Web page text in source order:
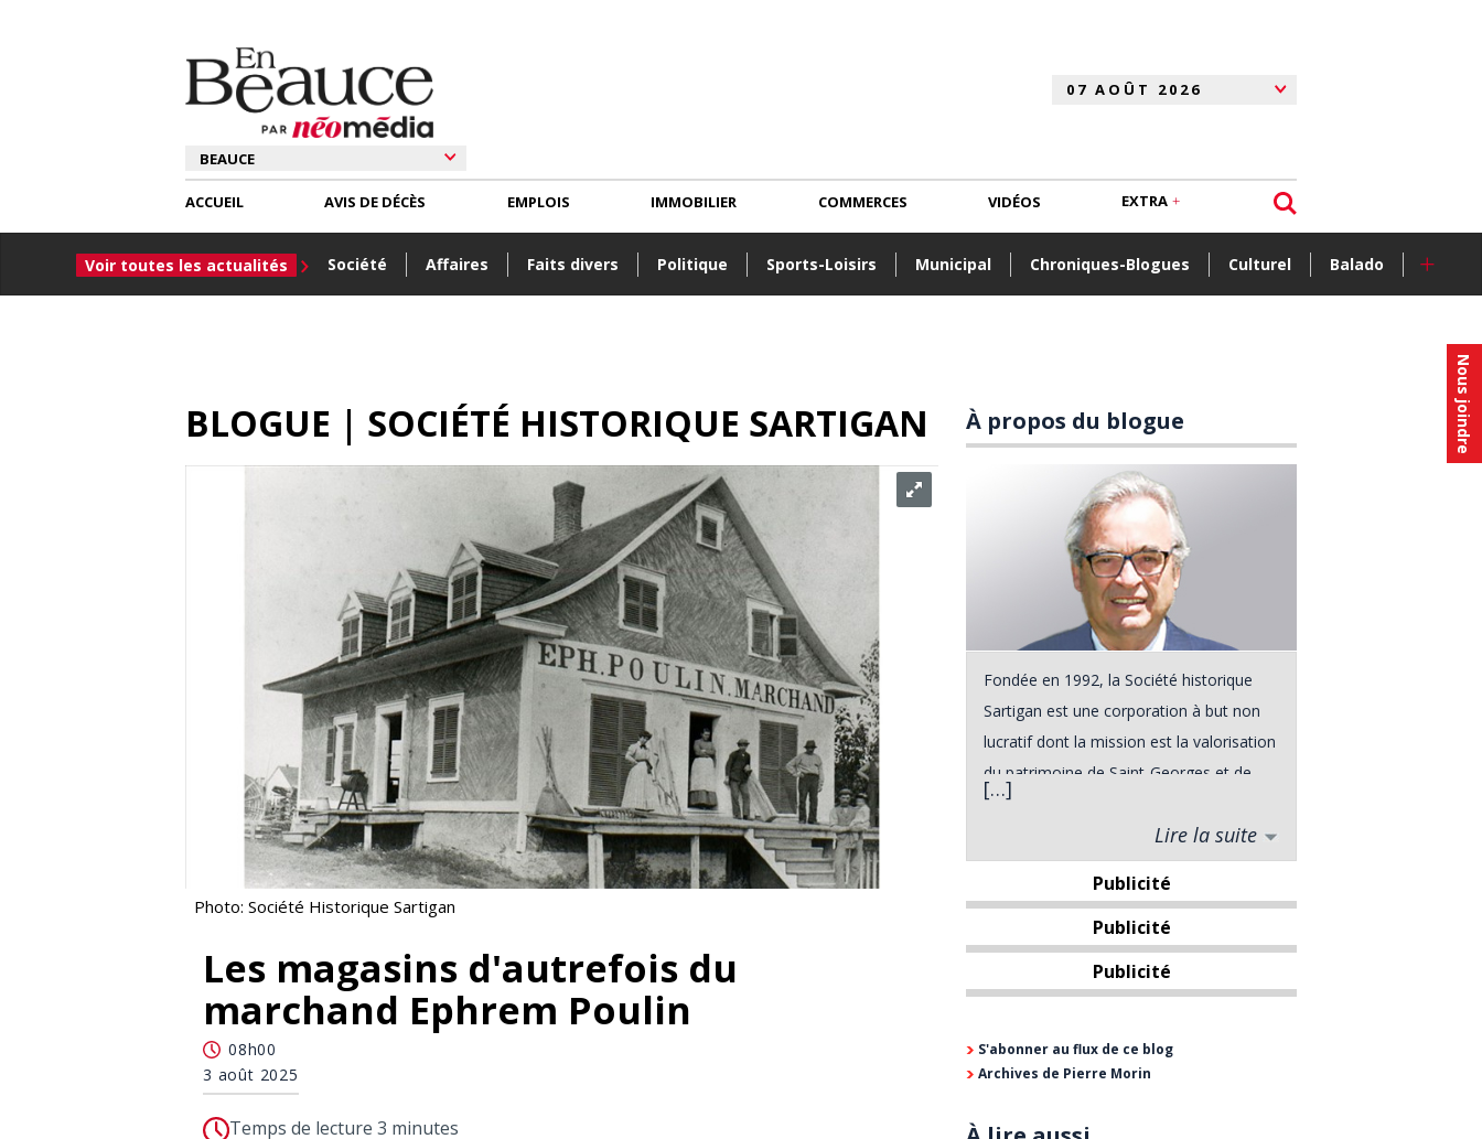
Nous joindre
ACCUEIL
Voir toutes les actualités Société Affaires Faits divers Politique Sports-Loisirs Municipal Chroniques-Blogues Culturel Balado +
AVIS DE DÉCÈS EMPLOIS IMMOBILIER COMMERCES VIDÉOS EXTRA
BLOGUE | SOCIÉTÉ HISTORIQUE SARTIGAN
Photo: Société Historique Sartigan
Les magasins d'autrefois du
marchand Ephrem Poulin
08h00
3 août 2025
Temps de lecture 3 minutes
À propos du blogue
Fondée en 1992, la Société historique
Sartigan est une corporation à but non
lucratif dont la mission est la valorisation
du patrimoine de Saint-Georges et de
ses environs. Elle a vu le jour à la suite
d'une rencontre entre divers intervenants
du milieu touristique de Saint-Georges,
rencontre qui s'est déroulée dans le
cadre du Forum Urbain de l'automne
1991. De plus, le grand public pourra
bientôt visiter le Musée de
présentement en restructuration.
de :
[…]
Lire la suite
Publicité
Publicité
Publicité
S'abonner au flux de ce blog
Archives de Pierre Morin